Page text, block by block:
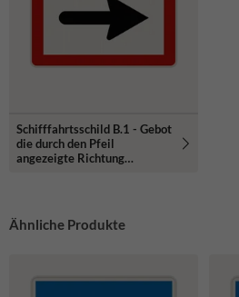
Schifffahrtsschild B.1 - Gebot
die durch den Pfeil
angezeigte Richtung
Ähnliche Produkte